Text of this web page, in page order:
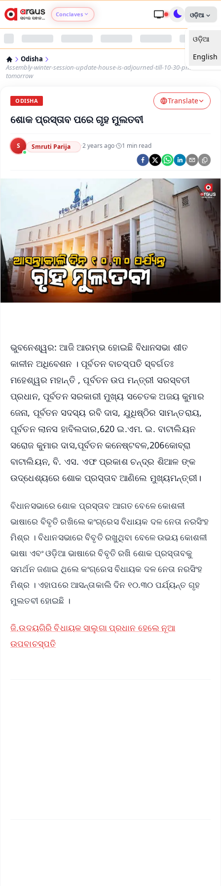
Conclaves
Argus Nari Shakti
Argus Health Connect
Argus Swaad Odisha
ଓଡ଼ିଆ
ଓଡ଼ିଆ
English
Odisha
Assembly-winter-session-update-house-is-adjourned-till-10-30-pm-
tomorrow
ODISHA Translate
ଶୋକ ପ୍ରସ୍ତାବ ପରେ ଗୃହ ମୁଲତବୀ
S Smruti Parija ·2 years ago· 1 min read
ଭୁବନେଶ୍ୱର: ଆଜି ଆରମ୍ଭ ହୋଇଛି ବିଧାନସଭା ଶୀତ
କାଳୀନ ଅଧିବେଶନ । ପୂର୍ବତନ ବାଚସ୍ପତି ସ୍ବର୍ଗତଃ
ମହେଶ୍ୱର ମହାନ୍ତି , ପୂର୍ବତନ ଉପ ମନ୍ତ୍ରୀ ସରସ୍ବତୀ
ପ୍ରଧାନ, ପୂର୍ବତନ ସରକାରୀ ମୁଖ୍ୟ ସଚେତକ ଅଜୟ କୁମାର
ଜେନା, ପୂର୍ବତନ ସଦସ୍ୟ ରବି ଦାସ, ଯୁଧିଷ୍ଠିର ସାମନ୍ତରାୟ,
ପୂର୍ବତନ ଲାନସ ହାବିଲଦାର,620 ଇ.ଏମ. ଇ. ବାଟାଲିୟନ
ସରୋଜ କୁମାର ଦାସ,ପୂର୍ବତନ କନେଷ୍ଟବଳ,206କୋବ୍ରା
ବାଟାଲିୟନ, ବି. ଏସ. ଏଫ ପ୍ରକାଶ ଚନ୍ଦ୍ର ଶିଆଳ ଙ୍କ
ଉଦ୍ଧେଶ୍ୟରେ ଶୋକ ପ୍ରସ୍ତାବ ଆଣିଲେ ମୁଖ୍ୟମନ୍ତ୍ରୀ।
ବିଧାନସଭାରେ ଶୋକ ପ୍ରସ୍ତାବ ଆଗତ ବେଳେ କୋଶଳୀ
ଭାଷାରେ ବିବୃତି ରଖିଲେ କଂଗ୍ରେସ ବିଧାୟକ ଦଳ ନେତା ନରସିଂହ
ମିଶ୍ର । ବିଧାନସଭାରେ ବିବୃତି ରଖୁଥିବା ବେଳେ ଉଭୟ କୋଶଳୀ
ଭାଷା ଏବଂ ଓଡ଼ିଆ ଭାଷାରେ ବିବୃତି ରଖି ଶୋକ ପ୍ରସ୍ତାବକୁ
ସମର୍ଥନ ଜଣାଇ ଥିଲେ କଂଗ୍ରେସ ବିଧାୟକ ଦଳ ନେତା ନରସିଂହ
ମିଶ୍ର । ଏହାପରେ ଆସନ୍ତାକାଲି ଦିନ ୧୦.୩୦ ପର୍ଯ୍ୟନ୍ତ ଗୃହ
ମୁଲତବୀ ହୋଇଛି ।
ଜି.ଉଦୟଗିରି ବିଧାୟକ ସାଲୁଗା ପ୍ରଧାନ ହେଲେ ନୂଆ
ଉପବାଚସ୍ପତି